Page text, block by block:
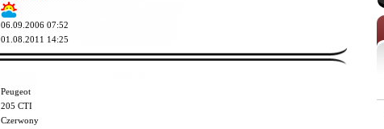
06.09.2006 07:52
01.08.2011 14:25
Peugeot
205 CTI
Czerwony